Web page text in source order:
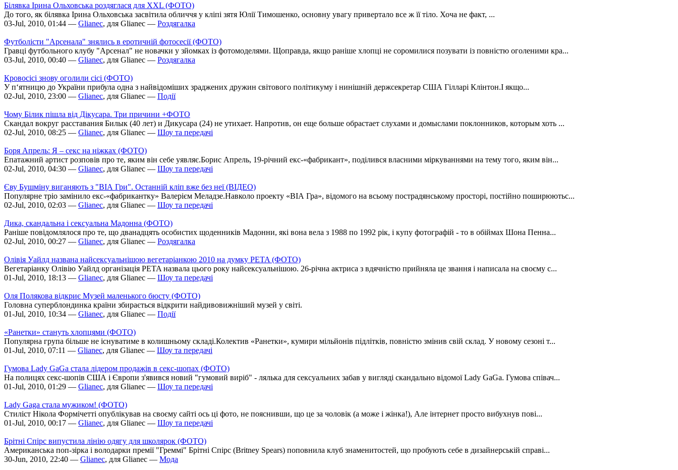
Білявка Ірина Ольховська роздяглася для XXL (ФОТО)
До того, як білявка Ірина Ольховська засвітила обличчя у кліпі зятя Юлії Тимошенко, основну увагу привертало все ж її тіло. Хоча не факт, ...
03-Jul, 2010, 01:44 — Glianec, для Glianec — Роздягалка
Футболісти "Арсенала" знялись в еротичній фотосесії (ФОТО)
Гравці футбольного клубу "Арсенал" не новачки у зйомках із фотомоделями. Щоправда, якщо раніше хлопці не соромилися позувати із повністю оголеними кра...
03-Jul, 2010, 00:40 — Glianec, для Glianec — Роздягалка
Кровосісі знову оголили сісі (ФОТО)
У п‘ятницю до України прибула одна з найвідоміших зраджених дружин світового політикуму і нинішній держсекретар США Гілларі Клінтон.І якщо...
02-Jul, 2010, 23:00 — Glianec, для Glianec — Події
Чому Білик пішла від Дікусара. Три причини +ФОТО
Скандал вокруг расставания Билык (40 лет) и Дикусара (24) не утихает. Напротив, он еще больше обрастает слухами и домыслами поклонников, которым хоть ...
02-Jul, 2010, 08:25 — Glianec, для Glianec — Шоу та передачі
Боря Апрель: Я – секс на ніжках (ФОТО)
Епатажний артист розповів про те, яким він себе уявляє.Борис Апрель, 19-річний екс-«фабрикант», поділився власними міркуваннями на тему того, яким він...
02-Jul, 2010, 04:30 — Glianec, для Glianec — Шоу та передачі
Єву Бушміну виганяють з "ВІА Гри". Останній кліп вже без неї (ВІДЕО)
Популярне тріо замінило екс-«фабрикантку» Валерієм Меладзе.Навколо проекту «ВІА Гра», відомого на всьому пострадянському просторі, постійно поширюютьс...
02-Jul, 2010, 02:03 — Glianec, для Glianec — Шоу та передачі
Дика, скандальна і сексуальна Мадонна (ФОТО)
Раніше повідомлялося про те, що дванадцять особистих щоденників Мадонни, які вона вела з 1988 по 1992 рік, і купу фотографій - то в обіймах Шона Пенна...
02-Jul, 2010, 00:27 — Glianec, для Glianec — Роздягалка
Олівія Уайлд названа найсексуальнішою вегетаріанкою 2010 на думку PETA (ФОТО)
Вегетаріанку Олівію Уайлд організація PETA назвала цього року найсексуальнішою. 26-річна актриса з вдячністю прийняла це звання і написала на своєму с...
01-Jul, 2010, 18:13 — Glianec, для Glianec — Шоу та передачі
Оля Полякова відкриє Музей маленького бюсту (ФОТО)
Головна суперблондинка країни збирається відкрити найдивовижніший музей у світі.
01-Jul, 2010, 10:34 — Glianec, для Glianec — Події
«Ранетки» стануть хлопцями (ФОТО)
Популярна група більше не існуватиме в колишньому складі.Колектив «Ранетки», кумири мільйонів підлітків, повністю змінив свій склад. У новому сезоні т...
01-Jul, 2010, 07:11 — Glianec, для Glianec — Шоу та передачі
Гумова Lady GaGa стала лідером продажів в секс-шопах (ФОТО)
На полицях секс-шопів США і Європи з'явився новий "гумовий виріб" - лялька для сексуальних забав у вигляді скандально відомої Lady GaGa. Гумова співач...
01-Jul, 2010, 01:29 — Glianec, для Glianec — Шоу та передачі
Lady Gaga стала мужиком! (ФОТО)
Стиліст Нікола Формічетті опублікував на своєму сайті ось ці фото, не пояснивши, що це за чоловік (а може і жінка!), Але інтернет просто вибухнув пові...
01-Jul, 2010, 00:17 — Glianec, для Glianec — Шоу та передачі
Брітні Спірс випустила лінію одягу для школярок (ФОТО)
Американська поп-зірка і володарки премії "Греммі" Брітні Спірс (Britney Spears) поповнила клуб знаменитостей, що пробують себе в дизайнерській справі...
30-Jun, 2010, 22:40 — Glianec, для Glianec — Мода